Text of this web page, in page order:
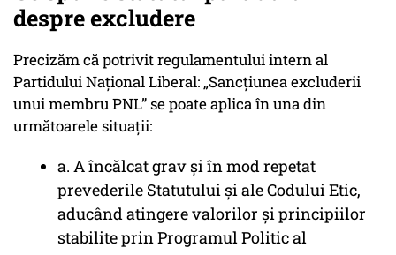
despre excludere
Precizăm că potrivit regulamentului intern al
Partidului Național Liberal: „Sancțiunea excluderii
unui membru PNL” se poate aplica în una din
următoarele situații:
a. A încălcat grav și în mod repetat
prevederile Statutului și ale Codului Etic,
aducând atingere valorilor și principiilor
stabilite prin Programul Politic al